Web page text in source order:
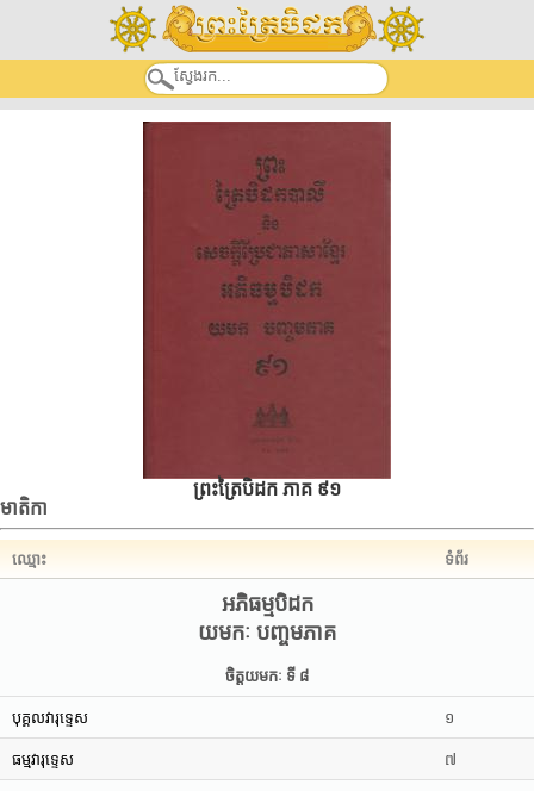
ព្រះត្រៃបិដក ភាគ ៩១
មាតិកា
ឈ្មោះ ទំព័រ
អភិធម្មបិដក
យមកៈ បញ្ចមភាគ
ចិត្តយមកៈ ទី ៨
បុគ្គលវារុទ្ទេស ១
ធម្មវារុទ្ទេស ៧